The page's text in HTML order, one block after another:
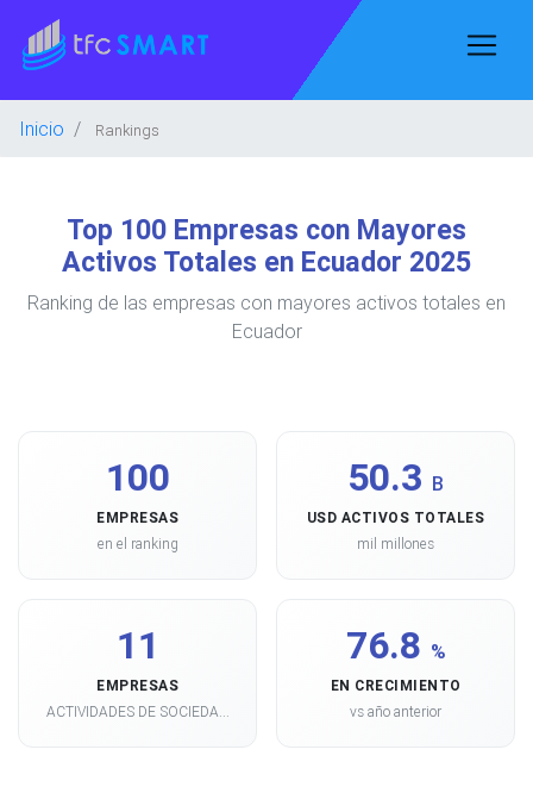
Inicio Rankings
Top 100 Empresas con Mayores
Activos Totales en Ecuador 2025
Ranking de las empresas con mayores activos totales en
Ecuador
100
EMPRESAS
en el ranking
50.3 B
USD ACTIVOS TOTALES
mil millones
11
EMPRESAS
ACTIVIDADES DE SOCIEDA...
76.8 %
EN CRECIMIENTO
vs año anterior